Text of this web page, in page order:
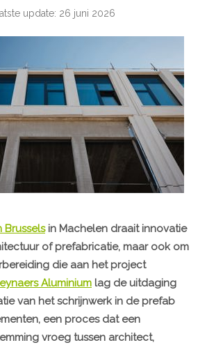
update: 26 juni 2026
Brusselsin Machelen draait innovatie
of prefabricatie, maar ook om
die aan het project
Aluminium lag de uitdaging
van het schrijnwerk in de prefab
een proces dat een
vroeg tussen architect,